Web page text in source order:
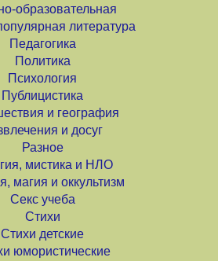
образовательная
литература
Педагогика
Политика
Психология
Публицистика
и география
и досуг
Разное
мистика и НЛО
магия и оккультизм
Секс учеба
Стихи
Стихи детские
юмористические